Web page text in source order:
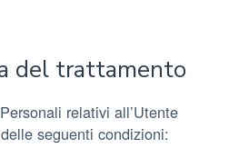
del trattamento
relativi all’Utente
seguenti condizioni: